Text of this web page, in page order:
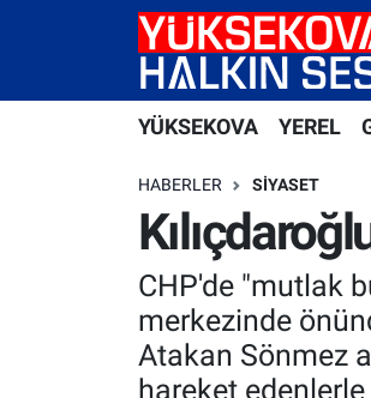
YÜKSEKOVA YEREL
HABERLER SIYASET
CHP'de "mutlak
merkezinde
Atakan Sönmez
hareket
Yüksekova Nöbetçi Eczaneler
Yüksekova Trafik Yoğunluk
Süper Lig Puan Durumu ve
Tüm Manşetler